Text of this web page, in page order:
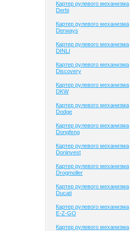
Картер рулевого механизма
Derbi
Картер рулевого механизма
Derways
Картер рулевого механизма
DINLI
Картер рулевого механизма
Discovery
Картер рулевого механизма
DKW
Картер рулевого механизма
Dodge
Картер рулевого механизма
Dongfeng
Картер рулевого механизма
Doninvest
Картер рулевого механизма
Drogmoller
Картер рулевого механизма
Ducati
Картер рулевого механизма
E-Z-GO
Картер рулевого механизма